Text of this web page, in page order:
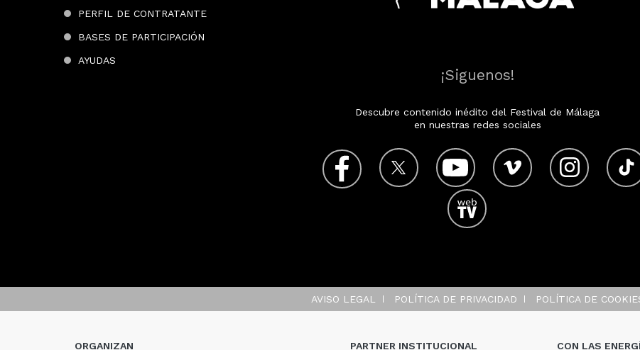
PERFIL DE CONTRATANTE
BASES DE PARTICIPACIÓN
AYUDAS
¡Siguenos!
Descubre contenido inédito del Festival de Málaga
en nuestras redes sociales
AVISO LEGAL POLÍTICA DE PRIVACIDAD POLÍTICA DE
ORGANIZAN PARTNER INSTITUCIONAL CON LAS